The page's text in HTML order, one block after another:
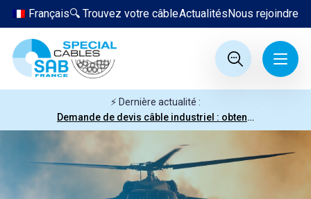
Nous rejoindre
Actualités
🔍 Trouvez votre câble
Français
⚡ Dernière actualité :
Demande de devis câble industriel : obtenez votre prix en quelques clics